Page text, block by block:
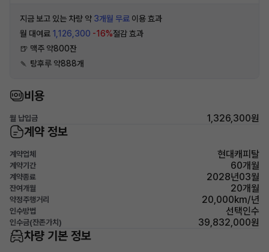
지금 보고 있는 차량 약 3개월 무료 이용 효과
월 대여료 1,126,300 -16%절감 효과
🍺 맥주 약800잔
🍡 탕후루 약888개
비용
월 납입금 1,326,300원
계약 정보
계약업체 현대캐피탈
계약기간 60개월
계약종료 2028년03월
잔여개월 20개월
약정주행거리 20,000km/년
인수방법 선택인수
인수금(잔존가치) 39,832,000원
차량 기본 정보